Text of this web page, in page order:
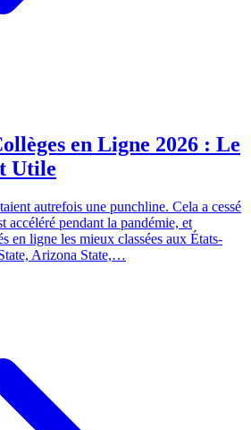
en Ligne 2026 : Le
Utile
autrefois une punchline. Cela a cessé
accéléré pendant la pandémie, et
en ligne les mieux classées aux États-
Arizona State,…